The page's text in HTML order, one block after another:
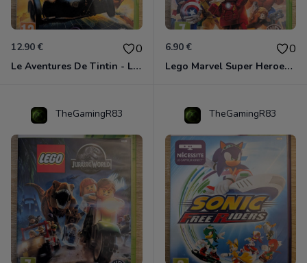
12.90 € 0
Le Aventures De Tintin - Le Secret De La Licorne Xbox 360
6.90 € 0
Lego Marvel Super Heroes Xbox 360
TheGamingR83 TheGamingR83